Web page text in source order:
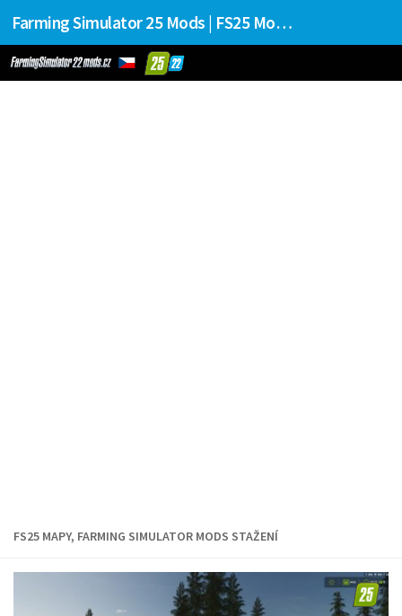
Farming Simulator 25 Mods | FS25 Mods Stahování
FS25 MAPY, FARMING SIMULATOR MODS STAŽENÍ